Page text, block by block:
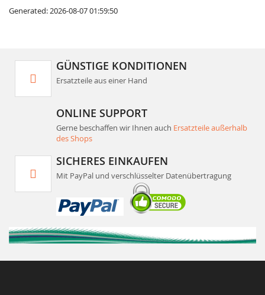
Generated: 2026-08-07 01:59:50
GÜNSTIGE KONDITIONEN
Ersatzteile aus einer Hand
ONLINE SUPPORT
Gerne beschaffen wir Ihnen auch Ersatzteile außerhalb
des Shops
SICHERES EINKAUFEN
Mit PayPal und verschlüsselter Datenübertragung